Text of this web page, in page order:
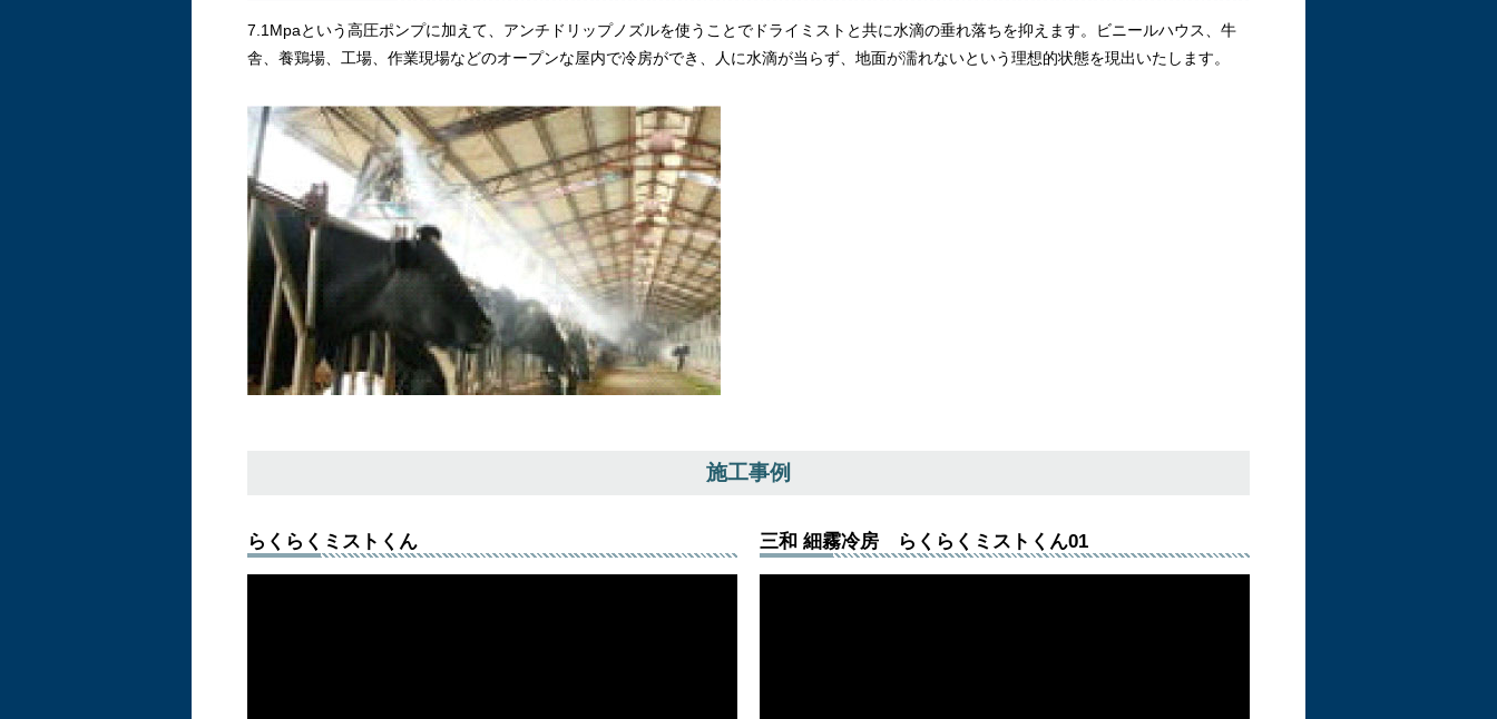
7.1Mpaという高圧ポンプに加えて、アンチドリップノズルを使うことでドライミストと共に水滴の垂れ落ちを抑えます。ビニールハウス、牛
舎、養鶏場、工場、作業現場などのオープンな屋内で冷房ができ、人に水滴が当らず、地面が濡れないという理想的状態を現出いたします。
施工事例
らくらくミストくん 三和 細霧冷房 らくらくミストくん01